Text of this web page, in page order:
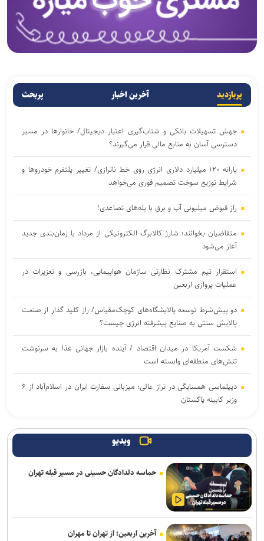
پربازدید آخرین اخبار پربحث
جهش تسهیلات بانکی و شتاب‌گیری اعتبار دیجیتال/ خانوار‌ها در مسیر
دسترسی آسان‌ به منابع مالی قرار می‌گیرند؟
یارانه ۱۲۰ میلیارد دلاری انرژی روی خط ناترازی/ تغییر پلتفرم خودروها و
شرایط توزیع سوخت تصمیم فوری می‌خواهد
راز قبوض میلیونی آب و برق با پله‌های تصاعدی!
متقاضیان بخوانند؛ شارژ کالابرگ الکترونیکی از مرداد با زمان‌بندی جدید
آغاز می‌شود
استقرار تیم مشترک نظارتی سازمان هواپیمایی، بازرسی و تعزیرات در
عملیات پروازی اربعین
دو پیش‌شرط توسعه پالایشگاه‌های کوچک‌مقیاس/ راز کلید گذار از صنعت
پالایش سنتی به صنایع پیشرفته انرژی چیست؟
شکست آمریکا در میدان اقتصاد / آینده بازار جهانی غذا به سرنوشت
تنش‌های منطقه‌ای وابسته است
دیپلماسی همسایگی در تراز عالی؛ میزبانی سفارت ایران در اسلام‌آباد از ۶
وزیر کابینه پاکستان
صدور هشدار زرد در برخی نقاط استان / تهرانی‌ها امروز منتظر وزش باد و
آسمان نیمه‌ابری باشند
رگبار و رعدوبرق موقت در برخی نقاط مازندران و ارتفاعات البرز مرکزی
دانشگاه ورود کند؛ فرونشست زمین هشدار علمی برای زیرساخت
ویدیو
حماسه دلدادگان حسینی در مسیر قبله تهران
آخرین اربعین؛ از تهران تا مهران